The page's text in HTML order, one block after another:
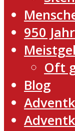
950
Oft
Blog